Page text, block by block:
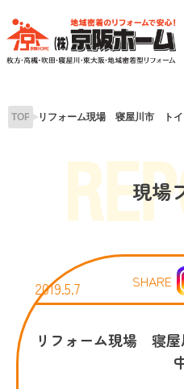
content
TOP リフォーム現場 寝屋川市 トイ
現場
2019.5.7 SHARE
リフォーム現場 寝